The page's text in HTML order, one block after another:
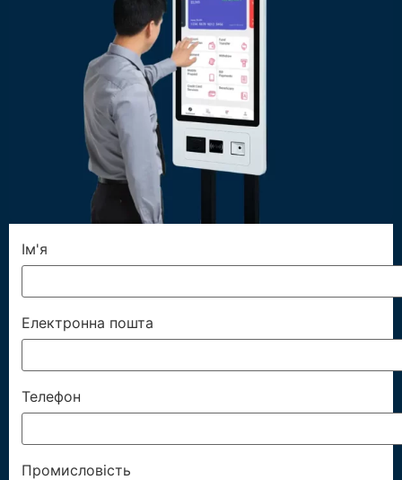
Ім'я
Електронна пошта
Телефон
Промисловість